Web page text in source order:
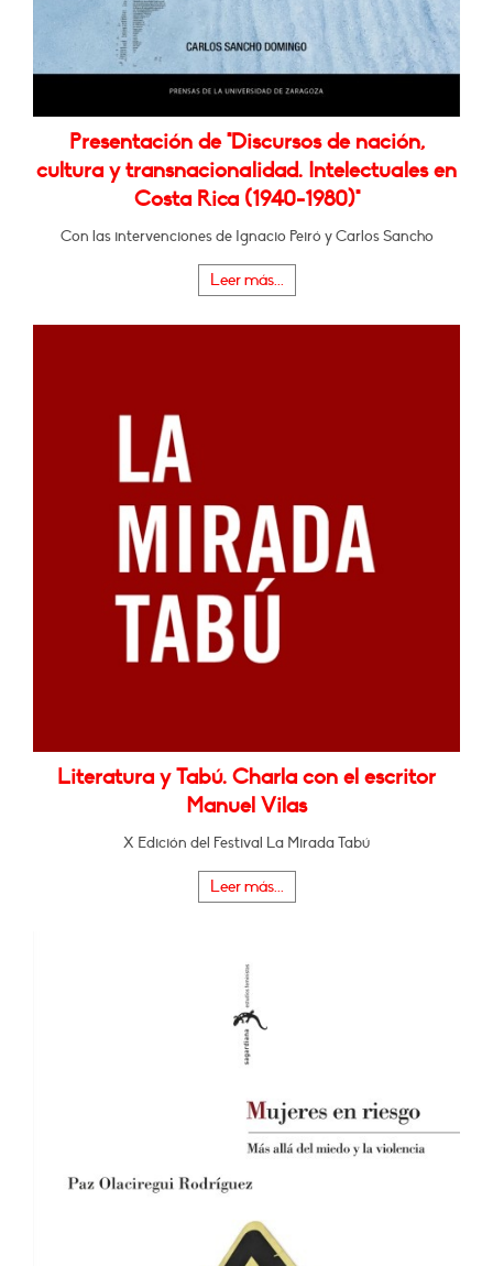
Presentación de "Discursos de nación,
cultura y transnacionalidad. Intelectuales en
Costa Rica (1940-1980)"
Con las intervenciones de Ignacio Peiró y Carlos Sancho
Leer más...
Literatura y Tabú. Charla con el escritor
Manuel Vilas
X Edición del Festival La Mirada Tabú
Leer más...